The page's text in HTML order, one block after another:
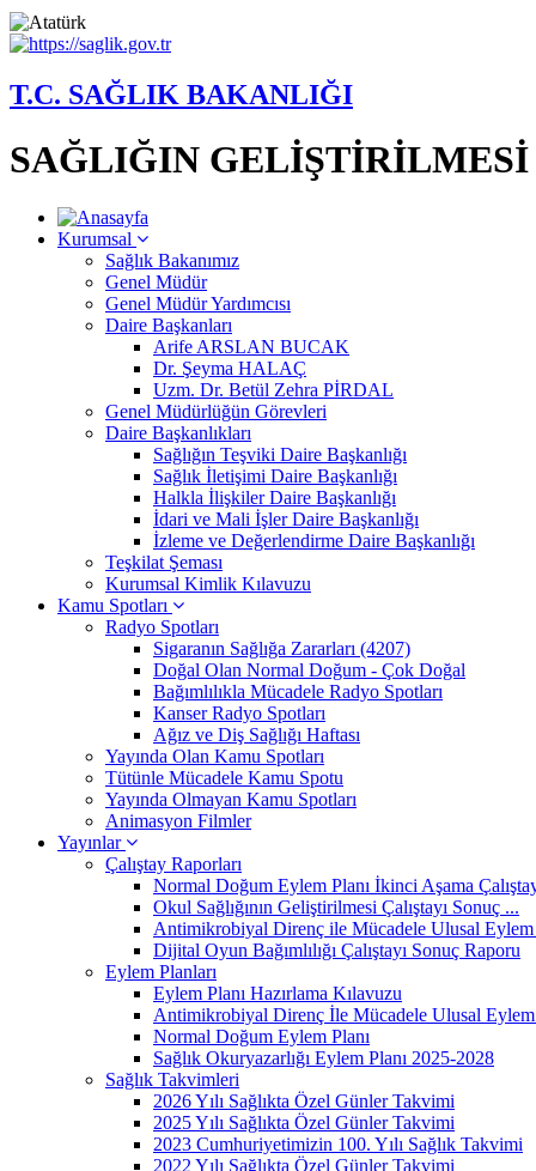
T.C. SAĞLIK BAKANLIĞI
SAĞLIĞIN
Kurumsal
Sağlık Bakanımız
Genel Müdür
Genel Müdür Yardımcısı
Daire Başkanları
Arife ARSLAN BUCAK
Dr. Şeyma HALAÇ
Uzm. Dr. Betül Zehra PİRDAL
Genel Müdürlüğün Görevleri
Daire Başkanlıkları
Sağlığın Teşviki Daire Başkanlığı
Sağlık İletişimi Daire Başkanlığı
Halkla İlişkiler Daire Başkanlığı
İdari ve Mali İşler Daire Başkanlığı
İzleme ve Değerlendirme Daire Başkanlığı
Teşkilat Şeması
Kurumsal Kimlik Kılavuzu
Kamu Spotları
Radyo Spotları
Sigaranın Sağlığa Zararları (4207)
Doğal Olan Normal Doğum - Çok Doğal
Bağımlılıkla Mücadele Radyo Spotları
Kanser Radyo Spotları
Ağız ve Diş Sağlığı Haftası
Yayında Olan Kamu Spotları
Tütünle Mücadele Kamu Spotu
Yayında Olmayan Kamu Spotları
Animasyon Filmler
Yayınlar
Çalıştay Raporları
Normal Doğum Eylem Planı İkinci Aşama
Okul Sağlığının Geliştirilmesi Çalıştayı Sonuç ...
Antimikrobiyal Direnç ile Mücadele Ulusal Eylem
Dijital Oyun Bağımlılığı Çalıştayı Sonuç Raporu
Eylem Planları
Eylem Planı Hazırlama Kılavuzu
Antimikrobiyal Direnç İle Mücadele Ulusal
Normal Doğum Eylem Planı
Sağlık Okuryazarlığı Eylem Planı 2025-2028
Sağlık Takvimleri
2026 Yılı Sağlıkta Özel Günler Takvimi
2025 Yılı Sağlıkta Özel Günler Takvimi
2023 Cumhuriyetimizin 100. Yılı Sağlık Takvimi
2022 Yılı Sağlıkta Özel Günler Takvimi